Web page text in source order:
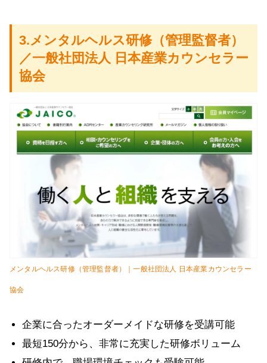
3.メンタルヘルス研修（管理監督者）
／一般社団法人 日本産業カウンセラー
協会
メンタルヘルス研修（管理監督者）｜一般社団法人 日本産業カウンセラー
協会
企業に合ったオーダーメイドな研修を受講可能
最短150分から、非常に充実した研修ボリューム